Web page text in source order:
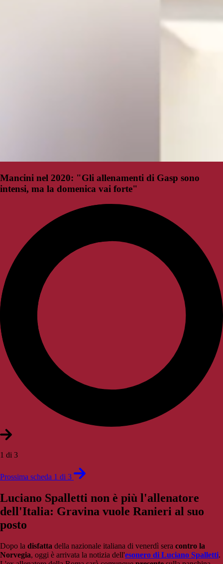
Mancini nel 2020: "Gli allenamenti di Gasp sono
intensi, ma la domenica vai forte"
1 di 3
Prossima scheda 1 di 3
Luciano Spalletti non è più l'allenatore
dell'Italia: Gravina vuole Ranieri al suo
posto
Dopo la disfatta della nazionale italiana di venerdì sera contro la
Norvegia, oggi è arrivata la notizia dell'esonero di Luciano Spalletti.